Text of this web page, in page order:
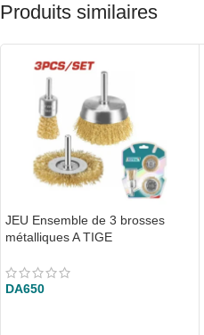
Produits similaires
JEU Ensemble de 3 brosses
métalliques A TIGE
DA650